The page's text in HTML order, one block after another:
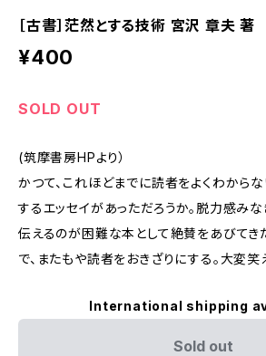
［古書］茫然とする技術 宮沢 章夫 著
¥400
SOLD OUT
(筑摩書房HPより）
かつて、これほどまでに読者をよくわから
するエッセイがあっただろうか。脱力感みな
伝えるのが困難な本として絶賛をあびてき
で、またもや読者をおきざりにする。大変笑
International shipping
Sold out